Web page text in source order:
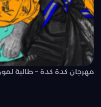
مهرجان كدة كدة – طالبة